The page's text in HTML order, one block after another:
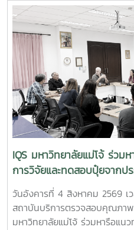
พื้นที่ต่าง ๆ ภายในสถานประกอ
ตรงกับชื่อภาษาไทยที่โรงแรมใ
ครั้งนี้นำโดย ผู้ช่วยศาสตราจา
ผู้อำนวยการฝ่ายวิจัยและนวัต
หัวหน้าฝ่ายพัฒนาและส่งเสริม
ในฝ่าย ได้แก่ นางสาววาสนา
สหรัฐ ตั๋นก้อน เจ้าหน้าที่ขายจุ
ปฏิบัติงานเกษตรสถาบันบริการ
ผลิตภัณฑ์ มหาวิทยาลัยแม่โจ้ เ
พัฒนา และถ่ายทอดองค์ความรู้
จัดการสิ่งแวดล้อมมาอย่างต่อเ
ผลิตภัณฑ์จุลินทรีย์ MMO ตรา
การใช้งานหลากหลายรูปแบบ ร
ปัจจัยการผลิตอินทรีย์ภายใต้ระบ
มาตรฐานเกษตรอินทรีย์ (มกท
งานได้ให้ข้อมูลเกี่ยวกับคุณสมบั
IQS มหาวิทยาลัยแม่โจ้ ร่วม
การวิจัยและทดสอบปุ๋ยจากป
นวัตกรรมการเกษตรไทย
วันอังคารที่ 4 สิงหาคม 2569 เ
สถาบันบริการตรวจสอบคุณภา
มหาวิทยาลัยแม่โจ้ ร่วมหารือแน